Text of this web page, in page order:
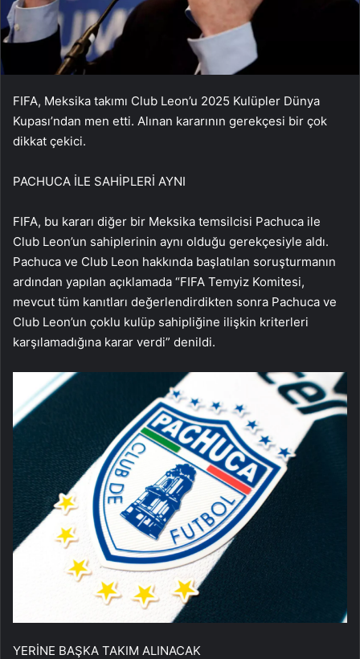
FIFA, Meksika takımı Club Leon’u 2025 Kulüpler Dünya
Kupası’ndan men etti. Alınan kararının gerekçesi bir çok
dikkat çekici.
PACHUCA İLE SAHİPLERİ AYNI
FIFA, bu kararı diğer bir Meksika temsilcisi Pachuca ile
Club Leon’un sahiplerinin aynı olduğu gerekçesiyle aldı.
Pachuca ve Club Leon hakkında başlatılan soruşturmanın
ardından yapılan açıklamada “FIFA Temyiz Komitesi,
mevcut tüm kanıtları değerlendirdikten sonra Pachuca ve
Club Leon’un çoklu kulüp sahipliğine ilişkin kriterleri
karşılamadığına karar verdi” denildi.
YERİNE BAŞKA TAKIM ALINACAK